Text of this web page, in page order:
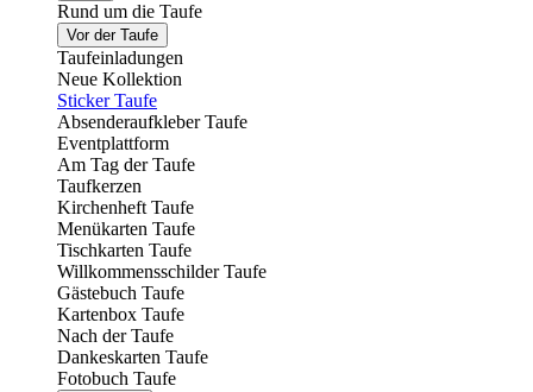
Rund um die Taufe
Vor der Taufe
Taufeinladungen
Neue Kollektion
Sticker Taufe
Absenderaufkleber Taufe
Eventplattform
Am Tag der Taufe
Taufkerzen
Kirchenheft Taufe
Menükarten Taufe
Tischkarten Taufe
Willkommensschilder Taufe
Gästebuch Taufe
Kartenbox Taufe
Nach der Taufe
Dankeskarten Taufe
Fotobuch Taufe